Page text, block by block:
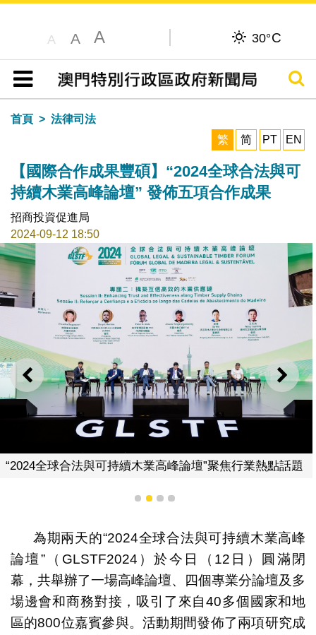
A A A 30°C
目錄
搜尋
首頁
法律司法
繁
简 PT EN
【國際合作成果豐碩】“2024全球合法與可
持續木業高峰論壇” 發佈五項合作成果
招商投資促進局
2024-09-12 18:50
上一則 下一
與可持續木業高峰論壇”聚焦行業熱點話題 論壇期間
1 2 3 4
為期兩天的“2024全球合法與可持續木業高峰
論壇”（GLSTF2024）於今日（12日）圓滿閉
幕，共舉辦了一場高峰論壇、四個專業分論壇及多
場邊會和商務對接，吸引了來自40多個國家和地
區的800位嘉賓參與。活動期間發佈了兩項研究成